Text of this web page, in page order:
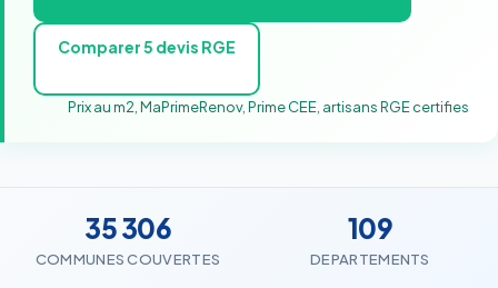
Comparer 5 devis RGE
Prix au m2, MaPrimeRenov, Prime CEE, artisans RGE certifies
35 306
COMMUNES COUVERTES
109
DEPARTEMENTS